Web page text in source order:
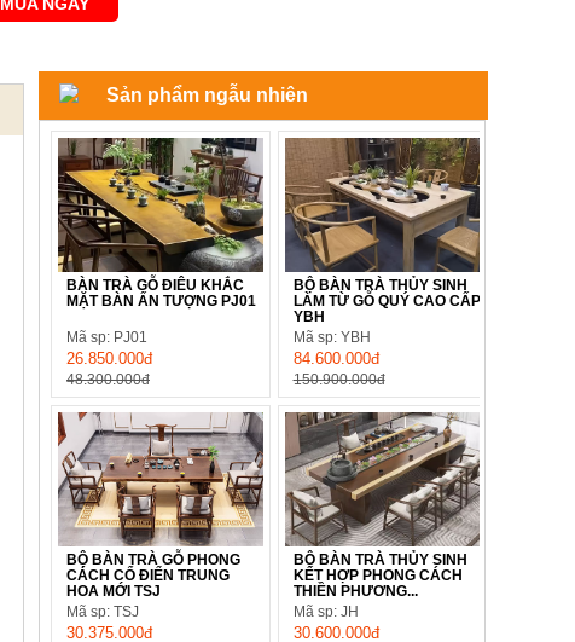
Sản phẩm ngẫu nhiên
BÀN TRÀ GỖ ĐIÊU KHẮC
MẶT BÀN ẤN TƯỢNG PJ01
Mã sp: PJ01
26.850.000đ
48.300.000đ
BỘ BÀN TRÀ THỦY SINH
LÀM TỪ GỖ QUÝ CAO CẤP
YBH
Mã sp: YBH
84.600.000đ
150.900.000đ
BỘ BÀN TRÀ GỖ PHONG
CÁCH CỔ ĐIỂN TRUNG
HOA MỚI TSJ
Mã sp: TSJ
30.375.000đ
BỘ BÀN TRÀ THỦY SINH
KẾT HỢP PHONG CÁCH
THIỀN PHƯƠNG...
Mã sp: JH
30.600.000đ